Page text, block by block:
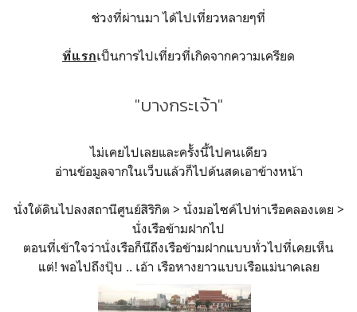
ช่วงที่ผ่านมา ได้ไปเที่ยวหลายๆที่
ที่แรกเป็นการไปเที่ยวที่เกิดจากความเครียด
"บางกระเจ้า"
ไม่เคยไปเลยและครั้งนี้ไปคนเดียว
อ่านข้อมูลจากในเว็บแล้วก็ไปด้นสดเอาข้างหน้า
นั่งใต้ดินไปลงสถานีศูนย์สิริกิต > นั่งมอไซค์ไปท่าเรือคลองเตย >
นั่งเรือข้ามฝากไป
ตอนที่เข้าใจว่านั่งเรือก็นึถึงเรือข้ามฝากแบบทั่วไปที่เคยเห็น
แต่! พอไปถึงปุ๊บ .. เอ้า เรือหางยาวแบบเรือแม่นาคเลย